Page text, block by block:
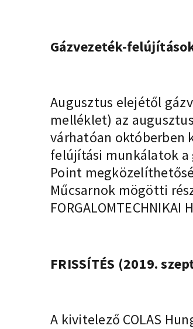
Gázvezeték-
Augusztus elejétől
melléklet) az
várhatóan októberben
felújítási munkálatok a
Point
Műcsarnok mögötti
FORGALOMTECHNIKAI
FRISSÍTÉS (2019.
A kivitelező COLAS